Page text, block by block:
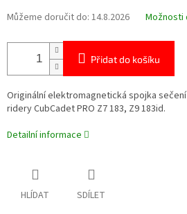
Můžeme doručit do: 14.8.2026 Možnosti
Přidat do košíku
Originální elektromagnetická spojka sečení
rideryCubCadetPRO Z7 183, Z9 183id.
Detailní informace
HLÍDAT SDÍLET